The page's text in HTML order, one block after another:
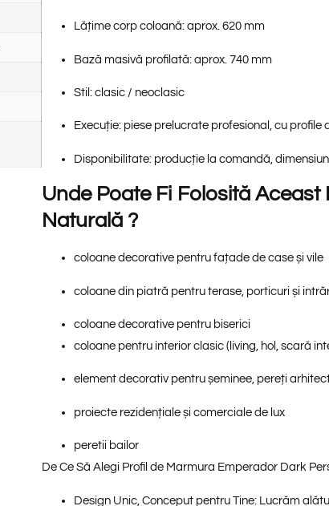
Lățime corp coloană: aprox. 620 mm
Bază masivă profilată: aprox. 740 mm
Stil: clasic / neoclasic
Execuție: piese prelucrate profesional, cu profile
Disponibilitate: producție la comandă,
Unde Poate Fi Folosită Aceast
Naturală ?
coloane decorative pentru fațade de case și vile
coloane din piatră pentru terase, porticuri și
coloane decorative pentru biserici
coloane pentru interior clasic (living, hol, scară
element decorativ pentru șeminee, pereți
proiecte rezidențiale și comerciale de lux
peretii bailor
De Ce Să Alegi Profil de Marmura Emperador Dark
Design Unic, Conceput pentru Tine: Lucrăm